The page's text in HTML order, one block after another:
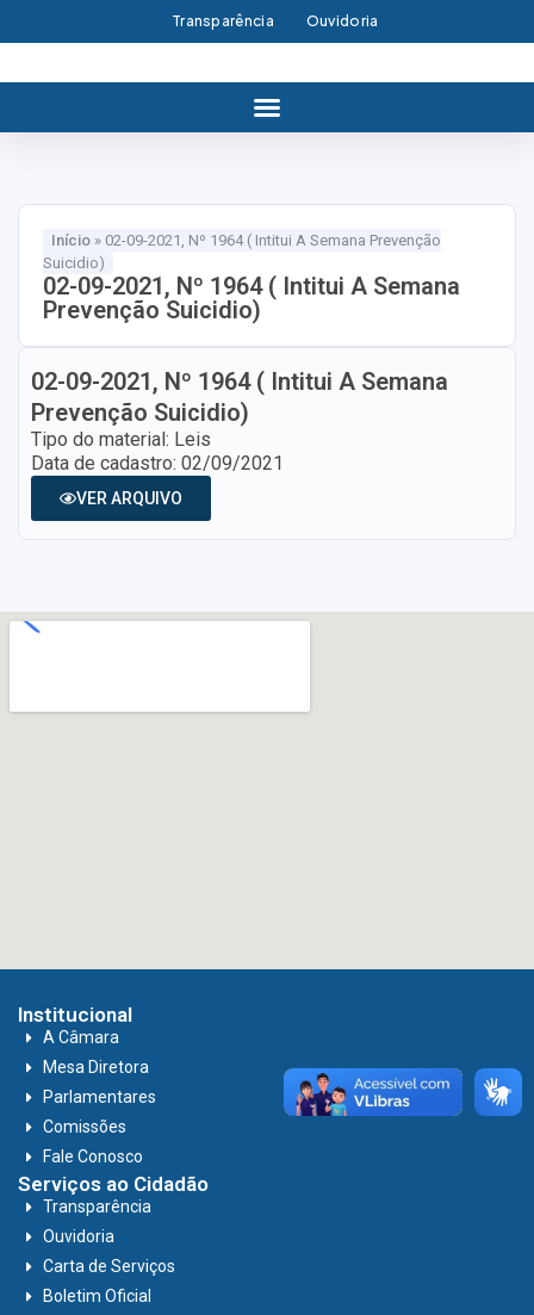
Transparência Ouvidoria
Início » 02-09-2021, Nº 1964 ( Intitui A Semana Prevenção
Suicidio)
02-09-2021, Nº 1964 ( Intitui A Semana
Prevenção Suicidio)
02-09-2021, Nº 1964 ( Intitui A Semana
Prevenção Suicidio)
Tipo do material: Leis
Data de cadastro: 02/09/2021
VER ARQUIVO
Institucional
A Câmara
Mesa Diretora
Parlamentares
Comissões
Fale Conosco
Serviços ao Cidadão
Transparência
Ouvidoria
Carta de Serviços
Boletim Oficial